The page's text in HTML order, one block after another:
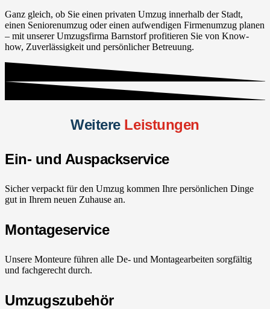
Ganz gleich, ob Sie einen privaten Umzug innerhalb der Stadt,
einen Seniorenumzug oder einen aufwendigen Firmenumzug planen
– mit unserer Umzugsfirma Barnstorf profitieren Sie von Know-
how, Zuverlässigkeit und persönlicher Betreuung.
Weitere Leistungen
Ein- und Auspackservice
Sicher verpackt für den Umzug kommen Ihre persönlichen Dinge
gut in Ihrem neuen Zuhause an.
Montageservice
Unsere Monteure führen alle De- und Montagearbeiten sorgfältig
und fachgerecht durch.
Umzugszubehör